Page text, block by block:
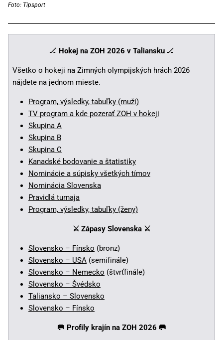
Foto: Tipsport
🏒 Hokej na ZOH 2026 v Taliansku 🏒
Všetko o hokeji na Zimných olympijských hrách 2026
nájdete na jednom mieste.
Program, výsledky, tabuľky (muži)
TV program a kde pozerať ZOH v hokeji
Skupina A
Skupina B
Skupina C
Kanadské bodovanie a štatistiky
Nominácie a súpisky všetkých tímov
Nominácia Slovenska
Pravidlá turnaja
Program, výsledky, tabuľky (ženy)
⚔️ Zápasy Slovenska ⚔️
Slovensko – Fínsko (bronz)
Slovensko – USA (semifinále)
Slovensko – Nemecko (štvrťfinále)
Slovensko – Švédsko
Taliansko – Slovensko
Slovensko – Fínsko
🥅 Profily krajín na ZOH 2026 🥅